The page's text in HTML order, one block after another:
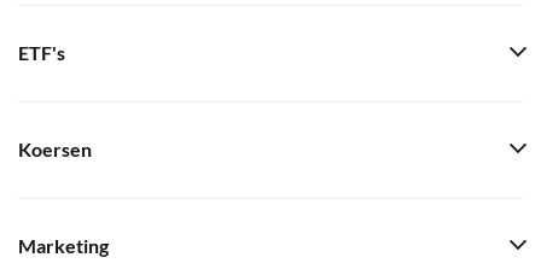
ETF's
Koersen
Marketing